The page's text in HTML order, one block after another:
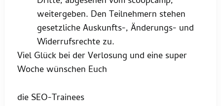
weitergeben. Den Teilnehmern stehen
gesetzliche Auskunfts-, Änderungs- und
Widerrufsrechte zu.
Viel Glück bei der Verlosung und eine super
Woche wünschen Euch
die SEO-Trainees